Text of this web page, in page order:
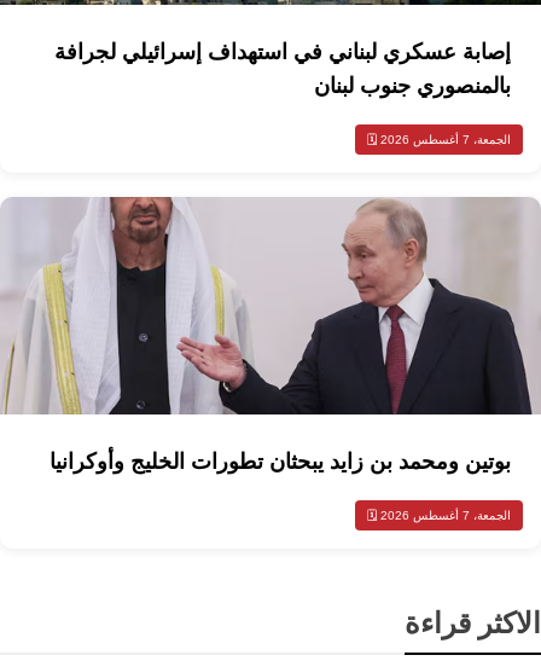
إصابة عسكري لبناني في استهداف إسرائيلي لجرافة
بالمنصوري جنوب لبنان
الجمعة، 7 أغسطس 2026 🗓️
بوتين ومحمد بن زايد يبحثان تطورات الخليج وأوكرانيا
الجمعة، 7 أغسطس 2026 🗓️
الاكثر قراءة